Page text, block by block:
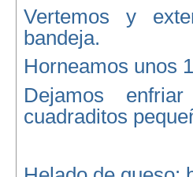
Vertemos y
bandeja.
Horneamos unos
Dejamos
cuadraditos